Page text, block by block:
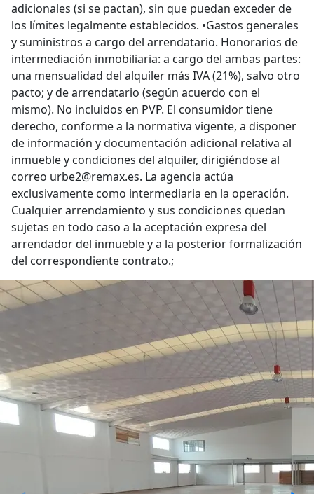
adicionales (si se pactan), sin que puedan exceder de
los límites legalmente establecidos. •Gastos generales
y suministros a cargo del arrendatario. Honorarios de
intermediación inmobiliaria: a cargo del ambas partes:
una mensualidad del alquiler más IVA (21%), salvo otro
pacto; y de arrendatario (según acuerdo con el
mismo). No incluidos en PVP. El consumidor tiene
derecho, conforme a la normativa vigente, a disponer
de información y documentación adicional relativa al
inmueble y condiciones del alquiler, dirigiéndose al
correo urbe2@remax.es. La agencia actúa
exclusivamente como intermediaria en la operación.
Cualquier arrendamiento y sus condiciones quedan
sujetas en todo caso a la aceptación expresa del
arrendador del inmueble y a la posterior formalización
del correspondiente contrato.;